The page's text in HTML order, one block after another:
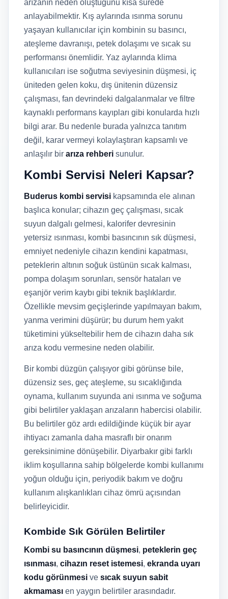
arızanın neden oluştuğunu kısa sürede
anlayabilmektir. Kış aylarında ısınma sorunu
yaşayan kullanıcılar için kombinin su basıncı,
ateşleme davranışı, petek dolaşımı ve sıcak su
performansı önemlidir. Yaz aylarında klima
kullanıcıları ise soğutma seviyesinin düşmesi, iç
üniteden gelen koku, dış ünitenin düzensiz
çalışması, fan devrindeki dalgalanmalar ve filtre
kaynaklı performans kayıpları gibi konularda hızlı
bilgi arar. Bu nedenle burada yalnızca tanıtım
değil, karar vermeyi kolaylaştıran kapsamlı ve
anlaşılır bir arıza rehberi sunulur.
Kombi Servisi Neleri Kapsar?
Buderus kombi servisi kapsamında ele alınan
başlıca konular; cihazın geç çalışması, sıcak
suyun dalgalı gelmesi, kalorifer devresinin
yetersiz ısınması, kombi basıncının sık düşmesi,
emniyet nedeniyle cihazın kendini kapatması,
peteklerin altının soğuk üstünün sıcak kalması,
pompa dolaşım sorunları, sensör hataları ve
eşanjör verim kaybı gibi teknik başlıklardır.
Özellikle mevsim geçişlerinde yapılmayan bakım,
yanma verimini düşürür; bu durum hem yakıt
tüketimini yükseltebilir hem de cihazın daha sık
arıza kodu vermesine neden olabilir.
Bir kombi düzgün çalışıyor gibi görünse bile,
düzensiz ses, geç ateşleme, su sıcaklığında
oynama, kullanım suyunda ani ısınma ve soğuma
gibi belirtiler yaklaşan arızaların habercisi olabilir.
Bu belirtiler göz ardı edildiğinde küçük bir ayar
ihtiyacı zamanla daha masraflı bir onarım
gereksinimine dönüşebilir. Diyarbakır gibi farklı
iklim koşullarına sahip bölgelerde kombi kullanımı
yoğun olduğu için, periyodik bakım ve doğru
kullanım alışkanlıkları cihaz ömrü açısından
belirleyicidir.
Kombide Sık Görülen Belirtiler
Kombi su basıncının düşmesi, peteklerin geç
ısınması, cihazın reset istemesi, ekranda uyarı
kodu görünmesi ve sıcak suyun sabit
akmaması en yaygın belirtiler arasındadır.